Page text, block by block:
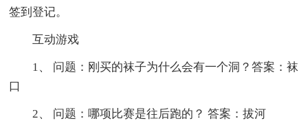
签到登记。
互动游戏
1、 问题：刚买的袜子为什么会有一个洞？答案：袜
口
2、 问题：哪项比赛是往后跑的？ 答案：拔河